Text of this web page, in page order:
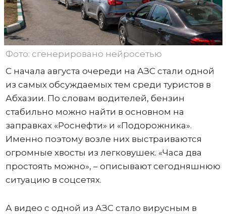
Фото: сгенерировано нейросетью
С начала августа очереди на АЗС стали одной
из самых обсуждаемых тем среди туристов в
Абхазии. По словам водителей, бензин
стабильно можно найти в основном на
заправках «Роснефти» и «Подорожника».
Именно поэтому возле них выстраиваются
огромные хвосты из легковушек. «Часа два
простоять можно», – описывают сегодняшнюю
ситуацию в соцсетях.
А видео с одной из АЗС стало вирусным в